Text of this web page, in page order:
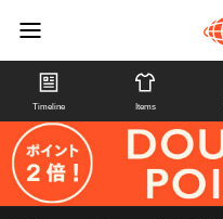
Timeline Items